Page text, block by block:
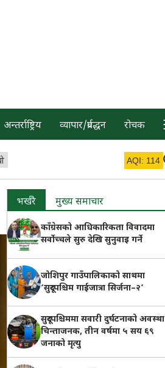
अन्तर्राष्ट्रिय व्यापार/प्रर्वद्धन रोचक
AQI: 114
भर्खरै मुख्य समाचार
काँग्रेसको आधिकारिकता विवादमा
सर्वोच्चले सुरु देखि सुनुवाइ गर्ने
जोशिपुर गाउँपालिकाको साथमा
‘सुदूरपश्चिम गाईजात्रा सिर्जना–२’
सुदूरपश्चिममा सवारी दुर्घटनाको अवस्था
चिन्ताजनक, तीन वर्षमा ५ सय ६९
जनाको मृत्यु